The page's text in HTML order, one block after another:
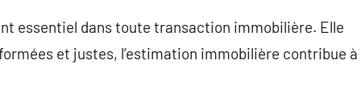
essentiel dans toute transaction immobilière. Elle
et justes, l’estimation immobilière contribue à